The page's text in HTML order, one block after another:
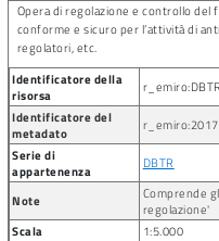
Opera di regolazione e controllo
conforme e sicuro per l’attività di
regolatori, etc.
Identificatore della
risorsa
Identificatore del
metadato
Serie di
appartenenza
DBTR
Note
Comprende
regolazione'
Scala
1:5.000